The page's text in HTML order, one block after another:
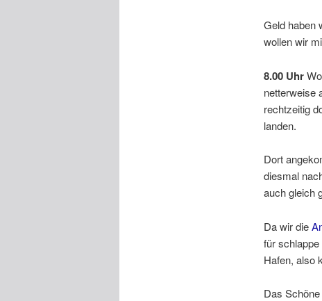
Geld haben
wollen wir
8.00 Uhr
netterweise
rechtzeitig
landen.
Dort
diesmal
auch gleich
Da wir die
für
Hafen, also
Das